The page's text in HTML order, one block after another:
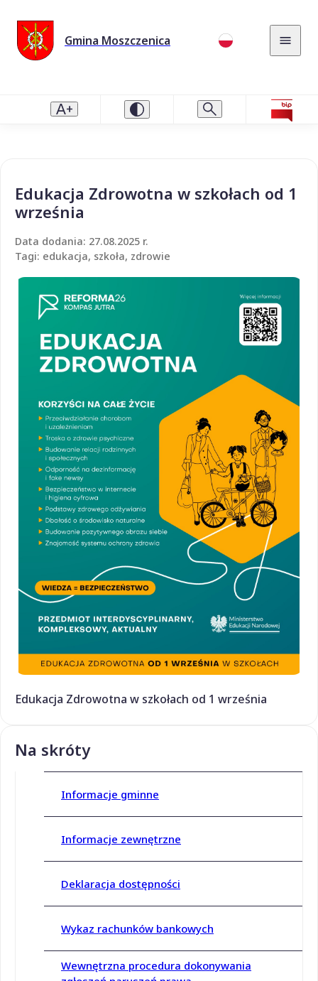
Gmina Moszczenica
Edukacja Zdrowotna w szkołach od 1
września
Data dodania: 27.08.2025 r.
Tagi: edukacja, szkoła, zdrowie
Edukacja Zdrowotna w szkołach od 1 września
Na skróty
Informacje gminne
Informacje zewnętrzne
Deklaracja dostępności
Wykaz rachunków bankowych
Wewnętrzna procedura dokonywania